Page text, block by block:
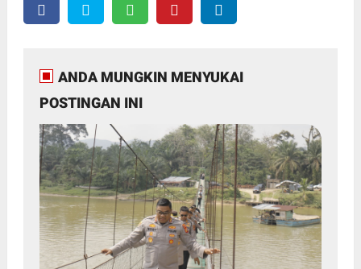
ANDA MUNGKIN MENYUKAI
POSTINGAN INI